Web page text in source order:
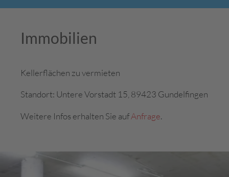
Immobilien
Kellerflächen zu vermieten
Standort: Untere Vorstadt 15, 89423 Gundelfingen
Weitere Infos erhalten Sie aufAnfrage.